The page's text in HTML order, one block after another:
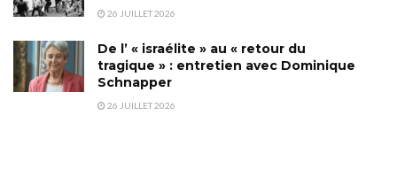
26 JUILLET 2026
De l’ « israélite » au « retour du
tragique » : entretien avec Dominique
Schnapper
26 JUILLET 2026